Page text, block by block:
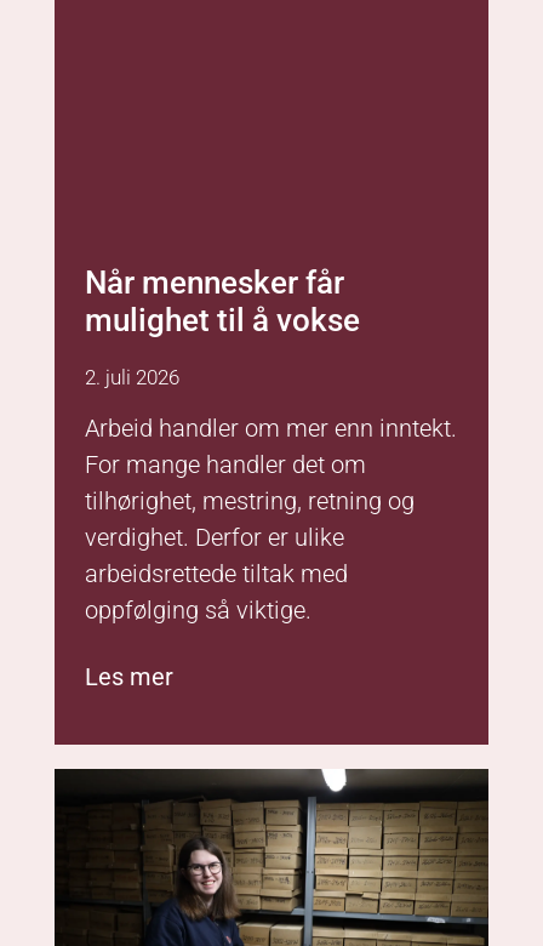
Når mennesker får
mulighet til å vokse
2. juli 2026
Arbeid handler om mer enn inntekt.
For mange handler det om
tilhørighet, mestring, retning og
verdighet. Derfor er ulike
arbeidsrettede tiltak med
oppfølging så viktige.
Les mer